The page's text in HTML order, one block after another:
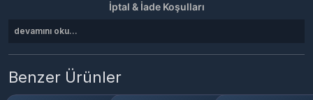
İptal & İade Koşulları
devamını oku...
Benzer Ürünler